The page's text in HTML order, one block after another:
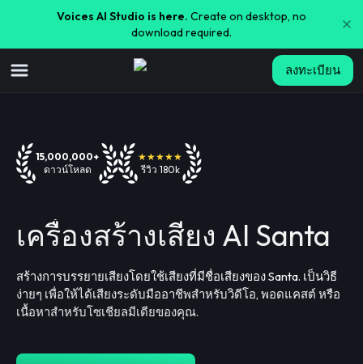
Voices AI Studio is here. Create on desktop, no
download required.
ลงทะเบียน
15,000,000+
ดาวน์โหลด
★★★★★
รีวิว 180k
เครื่องสร้างเสียง AI Santa
สร้างการบรรยายเสียงโดยใช้เสียงที่มีชื่อเสียงของ Santa. เป็นวิธี
ง่ายๆ เพื่อให้ได้เสียงระดับมืออาชีพสำหรับวิดีโอ, พอดแคสต์ หรือ
เนื้อหาสำหรับโซเชียลมีเดียของคุณ.